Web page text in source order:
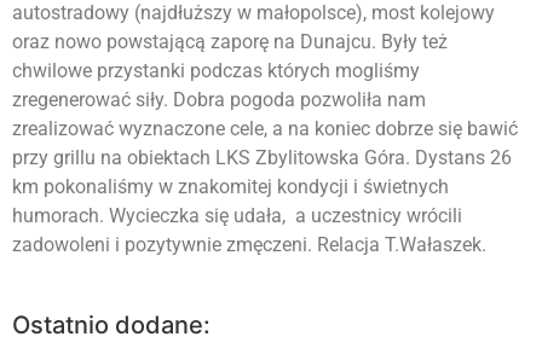
autostradowy (najdłuższy w małopolsce), most kolejowy
oraz nowo powstającą zaporę na Dunajcu. Były też
chwilowe przystanki podczas których mogliśmy
zregenerować siły. Dobra pogoda pozwoliła nam
zrealizować wyznaczone cele, a na koniec dobrze się bawić
przy grillu na obiektach LKS Zbylitowska Góra. Dystans 26
km pokonaliśmy w znakomitej kondycji i świetnych
humorach. Wycieczka się udała, a uczestnicy wrócili
zadowoleni i pozytywnie zmęczeni. Relacja T.Wałaszek.
Ostatnio dodane: